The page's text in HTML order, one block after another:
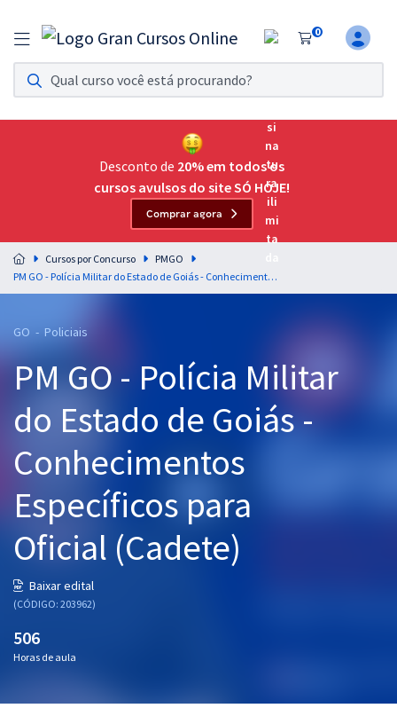
0
Assinatura Ilimitada 11
Acesso a todos os cursos. Teste grátis por 7 dias!
Assinatura OAB Até Passar
Acesso ilimitado a toda preparação para o Exame da
Residências Multiprofissionais
Preparação completa e intensiva para as principais
residências em saúde do Brasil
Cursos 20% OFF
Pós
Graduação
OAB
Mentorias
Questões grátis
Blog
Desconto de 20% em todos os
cursos avulsos do site SÓ HOJE!
Comprar agora
Cursos por Concurso
PMGO
PM GO - Polícia Militar do Estado de Goiás - Conhecimentos Específicos para Oficial (Cadete)
GO - Policiais
PM GO - Polícia Militar
do Estado de Goiás -
Conhecimentos
Específicos para
Oficial (Cadete)
Baixar edital
(CÓDIGO: 203962)
506
Horas de aula